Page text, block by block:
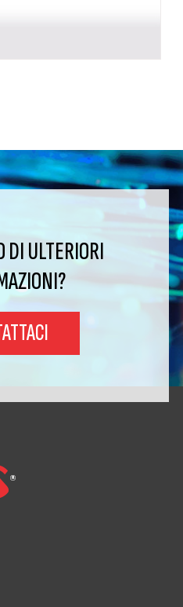
DI ULTERIORI